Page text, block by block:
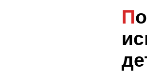
Почему важно проявлять